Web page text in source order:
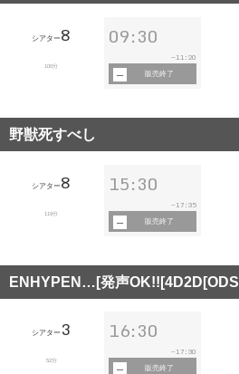
シアター8
100分
09:30
~11:20
販売終了
野獣死すべし
シアター8
119分
15:30
~ 17:35
販売終了
ENHYPEN…[発声OK!![4D2D[ODS
シアター 3
52分
16:30
~17:30
販売終了